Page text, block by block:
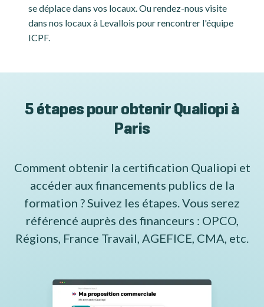
se déplace dans vos locaux. Ou rendez-nous visite
dans nos locaux à Levallois pour rencontrer l'équipe
ICPF.
5 étapes pour obtenir Qualiopi à
Paris
Comment obtenir la certification Qualiopi et
accéder aux financements publics de la
formation ? Suivez les étapes. Vous serez
référencé auprès des financeurs : OPCO,
Régions, France Travail, AGEFICE, CMA, etc.